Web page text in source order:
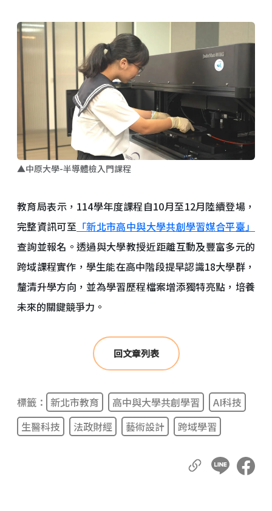
▲中原大學-半導體檢入門課程
教育局表示，114學年度課程自10月至12月陸續登場，
完整資訊可至 「新北市高中與大學共創學習媒合平臺」
查詢並報名。透過與大學教授近距離互動及豐富多元的
跨域課程實作，學生能在高中階段提早認識18大學群，
釐清升學方向，並為學習歷程檔案增添獨特亮點，培養
未來的關鍵競爭力。
回文章列表
標籤： 新北市教育 高中與大學共創學習
AI科技
生醫科技
法政財經 藝術設計 跨域學習